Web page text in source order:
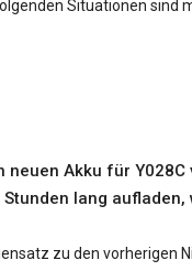
Situationen sind
neuen Akku für Y028C
lang aufladen,
zu den vorherigen